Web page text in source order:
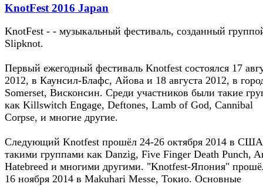
KnotFest 2016 Japan
KnotFest - - музыкальный фестиваль, созданный
Slipknot.
Первый ежегодный фестиваль Knotfest состоялся 17
2012, в Каунсил-Блафс, Айова и 18 августа 2012, в
Somerset, Висконсин. Среди участников были такие
как Killswitch Engage, Deftones, Lamb of God, Cannibal
Corpse, и многие другие.
Следующий Knotfest прошёл 24-26 октября 2014 в
такими группами как Danzig, Five Finger Death Punch,
Hatebreed и многими другими. "Knotfest-Япония"
16 ноября 2014 в Makuhari Messe, Токио. Основные